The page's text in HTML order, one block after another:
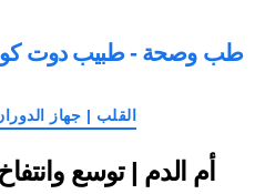
طب وصحة - طبيب دوت
القلب | جهاز
أم الدم | توسع